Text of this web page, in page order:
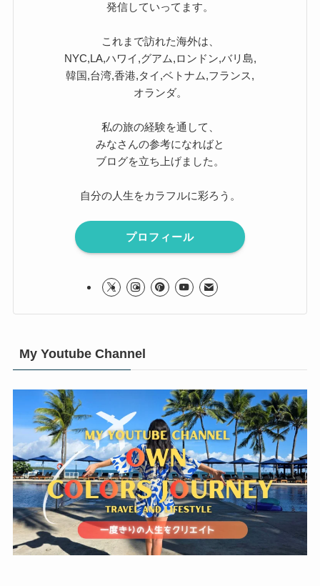
発信していってます。
これまで訪れた海外は、
NYC,LA,ハワイ,グアム,ロンドン,バリ島,
韓国,台湾,香港,タイ,ベトナム,フランス,
オランダ。
私の旅の経験を通して、
みなさんの参考になればと
ブログを立ち上げました。
自分の人生をカラフルに彩ろう。
プロフィール
My Youtube Channel